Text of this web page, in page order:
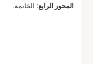
المحور الرابع: الخاتمة.